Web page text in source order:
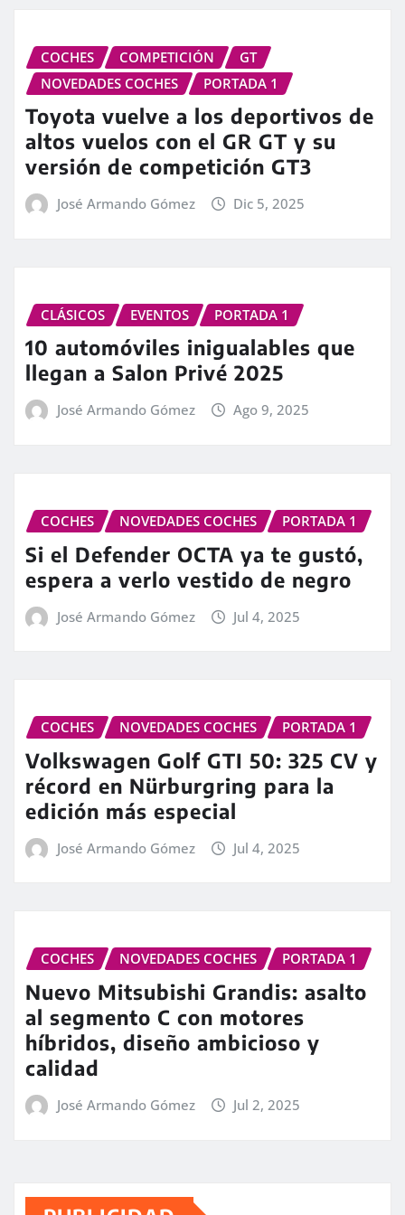
COCHES COMPETICIÓN
GT
NOVEDADES COCHES
PORTADA 1
Toyota vuelve a los deportivos de
altos vuelos con el GR GT y su
versión de competición GT3
José Armando Gómez Dic 5, 2025
CLÁSICOS EVENTOS PORTADA 1
10 automóviles inigualables que
llegan a Salon Privé 2025
José Armando Gómez Ago 9, 2025
COCHES NOVEDADES COCHES PORTADA 1
Si el Defender OCTA ya te gustó,
espera a verlo vestido de negro
José Armando Gómez Jul 4, 2025
COCHES NOVEDADES COCHES PORTADA 1
Volkswagen Golf GTI 50: 325 CV y
récord en Nürburgring para la
edición más especial
José Armando Gómez Jul 4, 2025
COCHES NOVEDADES COCHES PORTADA 1
Nuevo Mitsubishi Grandis: asalto
al segmento C con motores
híbridos, diseño ambicioso y
calidad
José Armando Gómez Jul 2, 2025